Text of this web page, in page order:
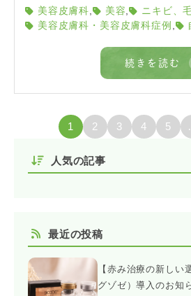
美容皮膚科
美容 , ニキビ、
美容皮膚科・美容皮膚科症例
続きを読む
1 2 3 4 5
人気の記事
最近の投稿
【赤み治療の新しい
グゾゼ）導入のお知